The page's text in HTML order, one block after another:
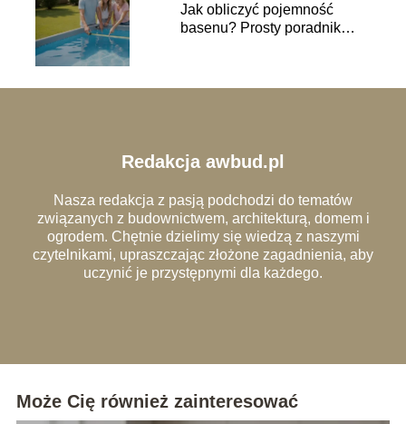
Jak obliczyć pojemność
basenu? Prosty poradnik
Redakcja awbud.pl
Nasza redakcja z pasją podchodzi do tematów
związanych z budownictwem, architekturą, domem i
ogrodem. Chętnie dzielimy się wiedzą z naszymi
czytelnikami, upraszczając złożone zagadnienia, aby
uczynić je przystępnymi dla każdego.
Może Cię również zainteresować